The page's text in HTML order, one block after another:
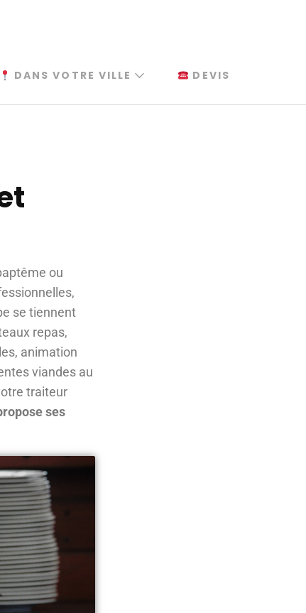
DANS VOTRE VILLE DEVIS
ou
se tiennent
repas,
animation
viandes au
traiteur
ses